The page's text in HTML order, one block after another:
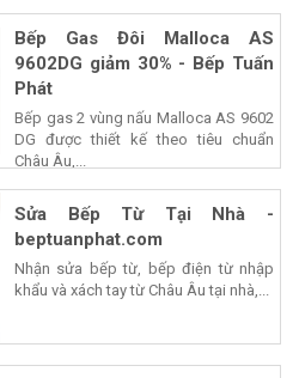
Bếp Gas Đôi Malloca AS
9602DG giảm 30% - Bếp Tuấn
Phát
Bếp gas 2 vùng nấu Malloca AS 9602
DG được thiết kế theo tiêu chuẩn
Châu Âu,...
Sửa Bếp Từ Tại Nhà -
beptuanphat.com
Nhận sửa bếp từ, bếp điện từ nhập
khẩu và xách tay từ Châu Âu tại nhà,...